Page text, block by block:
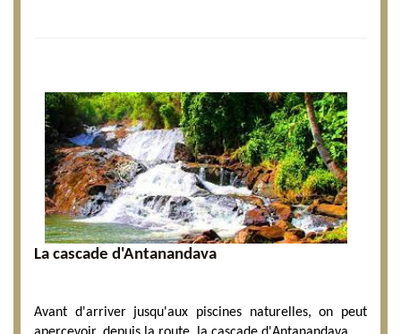
La cascade d'Antanandava
Avant d'arriver jusqu'aux piscines naturelles, on peut